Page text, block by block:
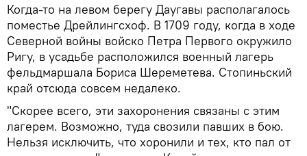
Когда-то на левом берегу Даугавы располагалось
поместье Дрейлингсхоф. В 1709 году, когда в ходе
Северной войны войско Петра Первого окружило
Ригу, в усадьбе расположился военный лагерь
фельдмаршала Бориса Шереметева. Стопиньский
край отсюда совсем недалеко.
"Скорее всего, эти захоронения связаны с этим
лагерем. Возможно, туда свозили павших в бою.
Нельзя исключить, что хоронили и тех, кто пал от